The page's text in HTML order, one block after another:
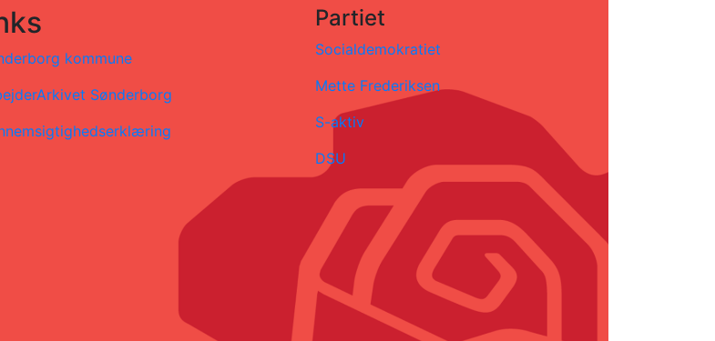
kommune
Sønderborg
Partiet
Socialdemokratiet
Mette Frederiksen
S-aktiv
DSU